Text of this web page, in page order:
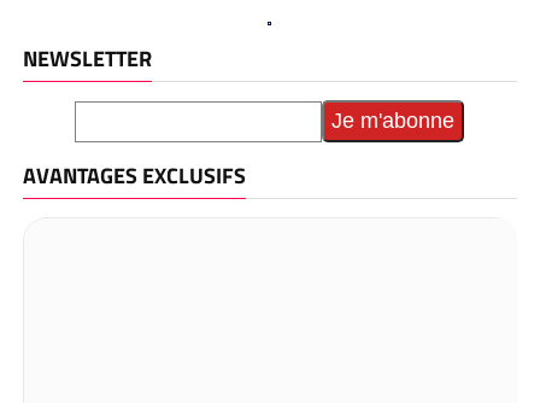
NEWSLETTER
AVANTAGES EXCLUSIFS